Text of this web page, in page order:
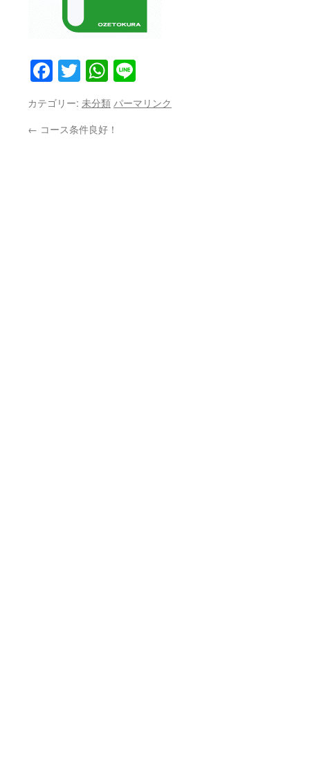
Facebook
TwitterWhatsApp
カテゴリー: 未分類パーマリンク
← コース条件良好！